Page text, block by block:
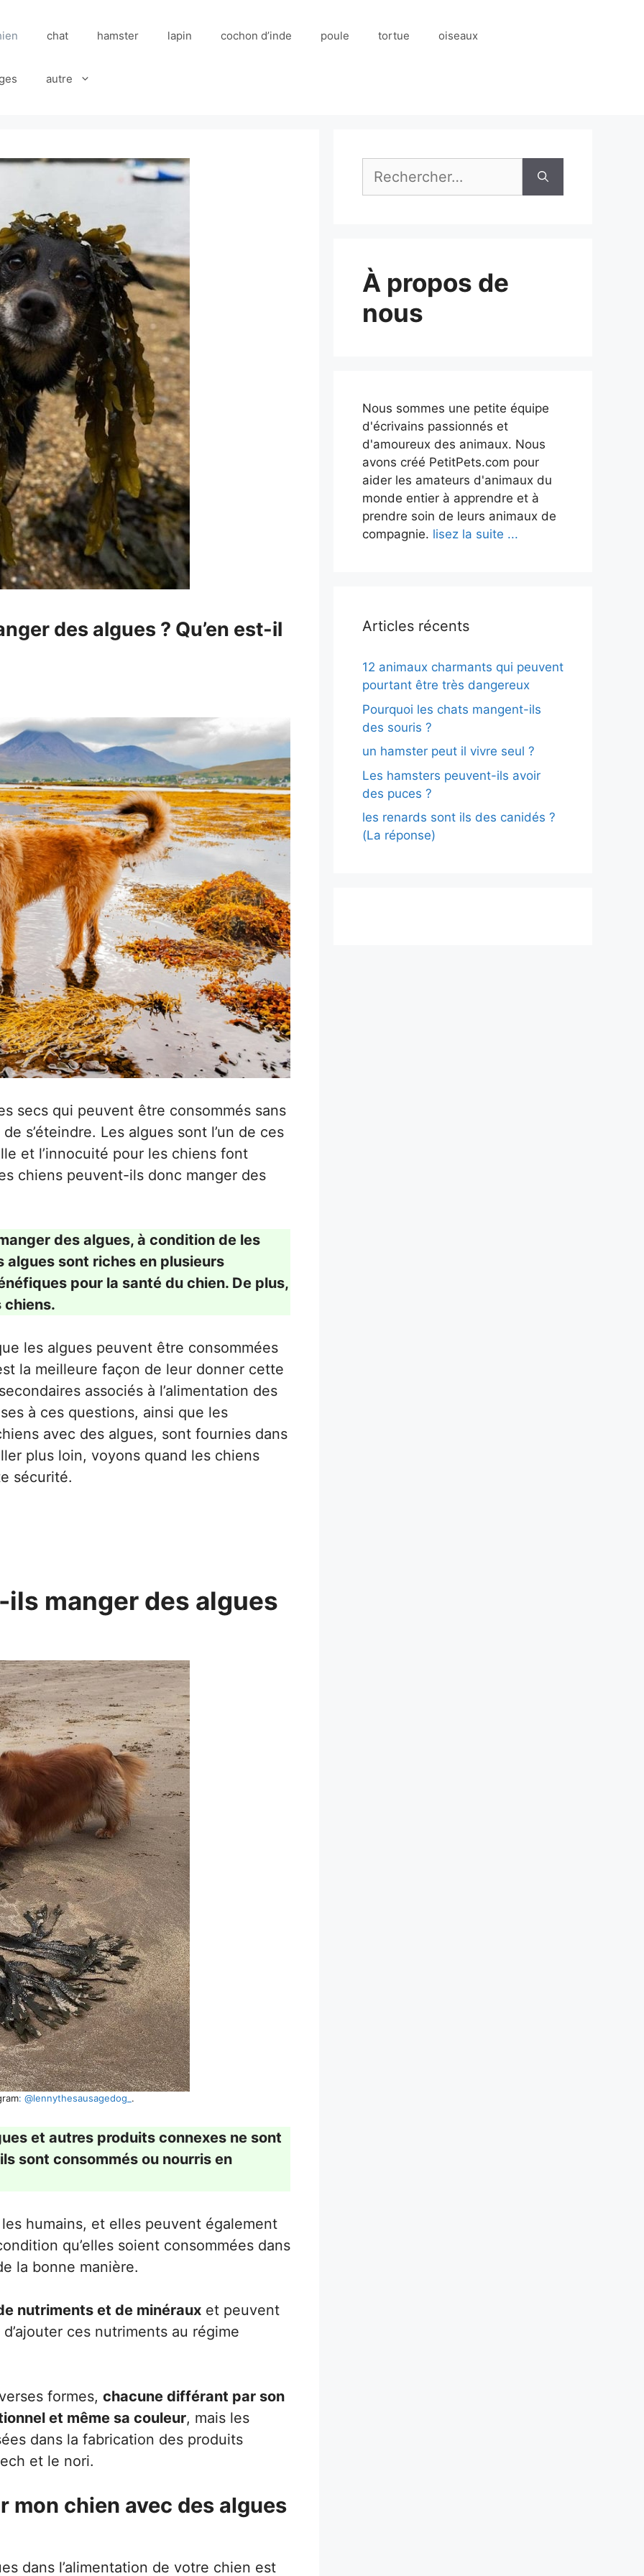
chat hamster lapin cochon d’inde poule tortue oiseaux
autre
des algues ? Qu’en est-il
secs qui peuvent être consommés sans
s’éteindre. Les algues sont l’un de ces
et l’innocuité pour les chiens font
chiens peuvent-ils donc manger des
des algues, à condition de les
algues sont riches en plusieurs
pour la santé du chien. De plus,
chiens.
les algues peuvent être consommées
la meilleure façon de leur donner cette
associés à l’alimentation des
à ces questions, ainsi que les
avec des algues, sont fournies dans
plus loin, voyons quand les chiens
sécurité.
manger des algues
: @lennythesausagedog_ .
et autres produits connexes ne sont
sont consommés ou nourris en
humains, et elles peuvent également
qu’elles soient consommées dans
la bonne manière.
nutriments et de minéraux et peuvent
ces nutriments au régime
formes, chacune différant par son
et même sa couleur, mais les
dans la fabrication des produits
et le nori.
chien avec des algues
dans l’alimentation de votre chien est
À propos de
nous
Nous sommes une petite équipe
d'écrivains passionnés et
d'amoureux des animaux. Nous
avons créé PetitPets.com pour
aider les amateurs d'animaux du
monde entier à apprendre et à
prendre soin de leurs animaux de
compagnie. lisez la suite ...
Articles récents
12 animaux charmants qui peuvent
pourtant être très dangereux
Pourquoi les chats mangent-ils
des souris ?
un hamster peut il vivre seul ?
Les hamsters peuvent-ils avoir
des puces ?
les renards sont ils des canidés ?
(La réponse)